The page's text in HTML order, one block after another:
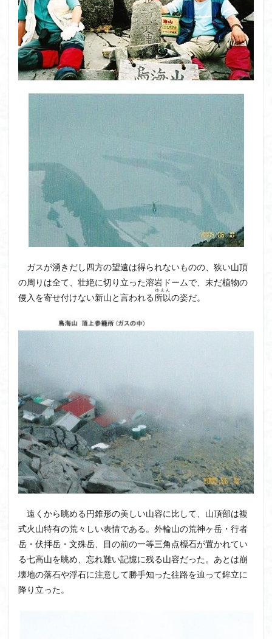
ガスが湧きだし四方の望遠は得られないものの、狭い山頂
の周りは全て、壮絶に切り立った溶岩ドームで、未だ植物の
侵入を寄せ付けない新山と言われる所以
ゆえん
の姿だ。
遠くから眺める円錐形の美しい山容に比して、山頂部は複
式火山特有の荒々しい表情である。外輪山の荒神ヶ岳・行者
岳・伏拝岳・文殊岳、目の前の一等三角点標石が置かれてい
る七高山を眺め、忘れ難い記憶に残る山容だった。あとは崩
壊地の落石や浮石に注意して勝手知った往路を辿って鉾立に
降り立った。